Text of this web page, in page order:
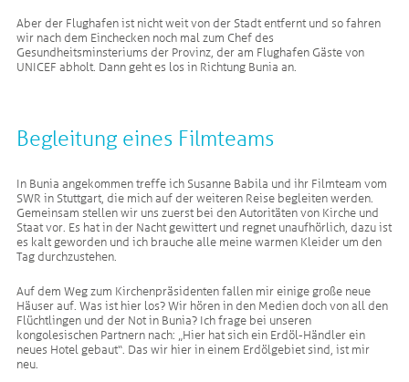
Aber der Flughafen ist nicht weit von der Stadt entfernt und so fahren
wir nach dem Einchecken noch mal zum Chef des
Gesundheitsminsteriums der Provinz, der am Flughafen Gäste von
UNICEF abholt. Dann geht es los in Richtung Bunia an.
Begleitung eines Filmteams
In Bunia angekommen treffe ich Susanne Babila und ihr Filmteam vom
SWR in Stuttgart, die mich auf der weiteren Reise begleiten werden.
Gemeinsam stellen wir uns zuerst bei den Autoritäten von Kirche und
Staat vor. Es hat in der Nacht gewittert und regnet unaufhörlich, dazu ist
es kalt geworden und ich brauche alle meine warmen Kleider um den
Tag durchzustehen.
Auf dem Weg zum Kirchenpräsidenten fallen mir einige große neue
Häuser auf. Was ist hier los? Wir hören in den Medien doch von all den
Flüchtlingen und der Not in Bunia? Ich frage bei unseren
kongolesischen Partnern nach: „Hier hat sich ein Erdöl-Händler ein
neues Hotel gebaut“. Das wir hier in einem Erdölgebiet sind, ist mir
neu.